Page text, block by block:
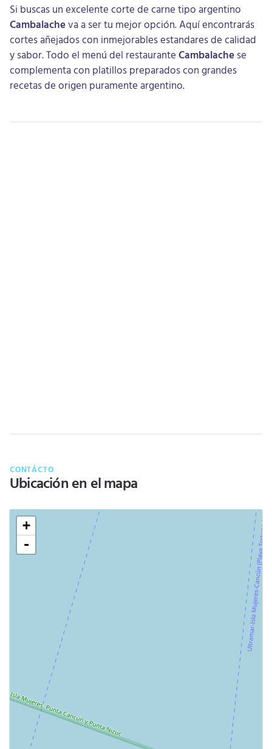
Si buscas un excelente corte de carne tipo argentino
Cambalacheva a ser tu mejor opción. Aquí encontrarás
cortes añejados con inmejorables estandares de calidad
y sabor. Todo el menú del restaurante Cambalache se
complementa con platillos preparados con grandes
recetas de origen puramente argentino.
CONTÁCTO
Ubicación en el mapa
+
-